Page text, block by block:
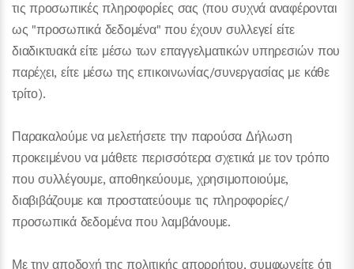
τις προσωπικές πληροφορίες σας (που συχνά αναφέρονται
ως "προσωπικά δεδομένα" που έχουν συλλεγεί είτε
διαδικτυακά είτε μέσω των επαγγελματικών υπηρεσιών που
παρέχει, είτε μέσω της επικοινωνίας/συνεργασίας με κάθε
τρίτο).
Παρακαλούμε να μελετήσετε την παρούσα Δήλωση
προκειμένου να μάθετε περισσότερα σχετικά με τον τρόπο
που συλλέγουμε, αποθηκεύουμε, χρησιμοποιούμε,
διαβιβάζουμε και προστατεύουμε τις πληροφορίες/
προσωπικά δεδομένα που λαμβάνουμε.
Με την αποδοχή της πολιτικής απορρήτου, συμφωνείτε ότι